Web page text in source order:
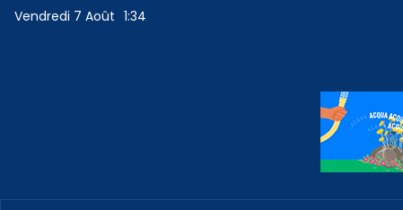
Vendredi 7 Août 1:34